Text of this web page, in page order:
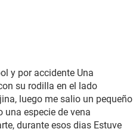
y por accidente Una
su rodilla en el lado
luego me salio un pequeño
especie de vena
durante esos dias Estuve